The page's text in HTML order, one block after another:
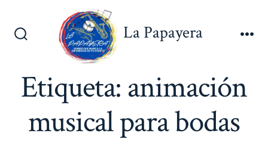
Alternar
La Papayera
Etiqueta: animación
musical para bodas